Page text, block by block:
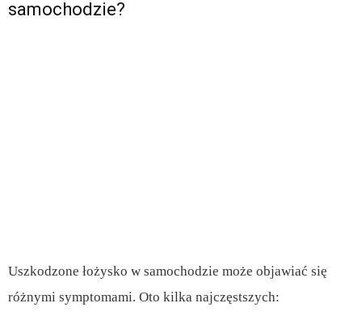
samochodzie?
Uszkodzone łożysko w samochodzie może objawiać się
różnymi symptomami. Oto kilka najczęstszych: